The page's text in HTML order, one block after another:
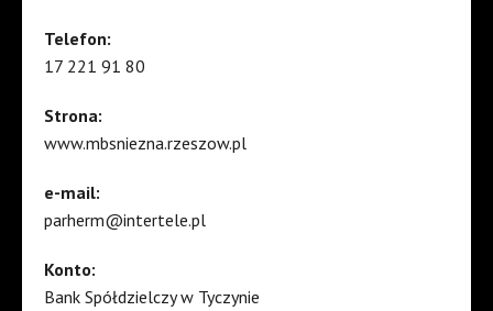
Telefon:
17 221 91 80
Strona:
www.mbsniezna.rzeszow.pl
e-mail:
parherm@intertele.pl
Konto:
Bank Spółdzielczy w Tyczynie